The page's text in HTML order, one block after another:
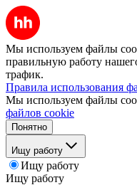
Мы используем файлы
правильную работу
трафик.
Правила использования
Мы используем файлы
файлов cookie
Понятно
Ищу работу
Ищу работу
Ищу работу